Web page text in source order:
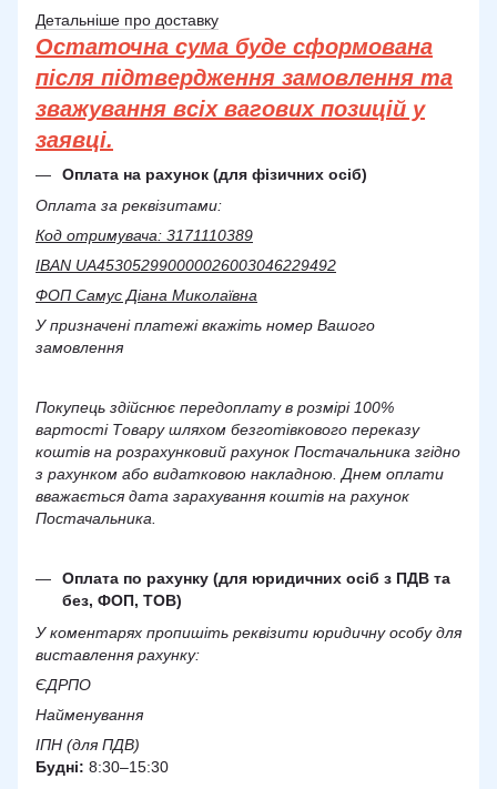
Детальніше про доставку
Остаточна сума буде сформована
після підтвердження замовлення та
зважування всіх вагових позицій у
заявці.
Оплата на рахунок (для фізичних осіб)
Оплата за реквізитами:
Код отримувача: 3171110389
IBAN UA453052990000026003046229492
ФОП Самус Діана Миколаївна
У призначені платежі вкажіть номер Вашого
замовлення
Покупець здійснює передоплату в розмірі 100%
вартості Товару шляхом безготівкового переказу
коштів на розрахунковий рахунок Постачальника згідно
з рахунком або видатковою накладною. Днем оплати
вважається дата зарахування коштів на рахунок
Постачальника.
Оплата по рахунку (для юридичних осіб з ПДВ та
без, ФОП, ТОВ)
У коментарях пропишіть реквізити юридичну особу для
виставлення рахунку:
ЄДРПО
Найменування
ІПН (для ПДВ)
Будні: 8:30–15:30